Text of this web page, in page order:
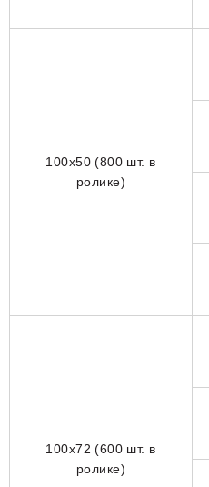
100х50 (800 шт. в
ролике)
100х72 (600 шт. в
ролике)